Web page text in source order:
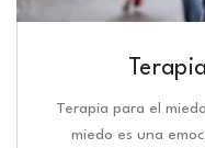
Terapia para el
miedo es una